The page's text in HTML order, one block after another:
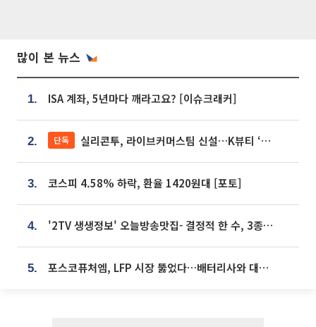
많이 본 뉴스
1. ISA 계좌, 5년마다 깨라고요? [이슈크래커]
2. 단독 실리콘투, 라이브커머스팀 신설…K뷰티 ‘글로벌 판매망’ 확대[K뷰티 라방戰]
3. 코스피 4.58% 하락, 환율 1420원대 [포토]
4. '2TV 생생정보' 오늘방송맛집- 결정적 한 수, 3종 메밀면! 메밀 소바 맛집 '의○○○○'
5. 포스코퓨처엠, LFP 시장 뚫었다…배터리사와 대규모 장기 공급 합의